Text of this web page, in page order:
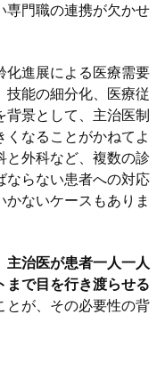
専門職の連携が欠かせ
化進展による医療需要
技能の細分化、医療従
背景として、主治医制
なることがかねてよ
と外科など、複数の診
ならない患者への対応
ないケースもありま
主治医が患者一人一人
まで目を行き渡らせる
とが、その必要性の背